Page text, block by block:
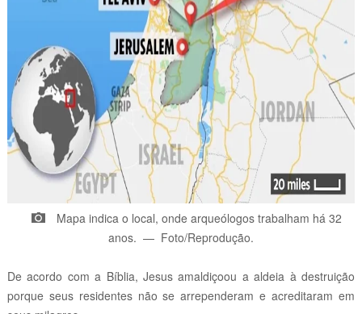
Mapa indica o local, onde arqueólogos trabalham há 32
anos. — Foto/Reprodução.
De acordo com a Bíblia, Jesus amaldiçoou a aldeia à destruição
porque seus residentes não se arrependeram e acreditaram em